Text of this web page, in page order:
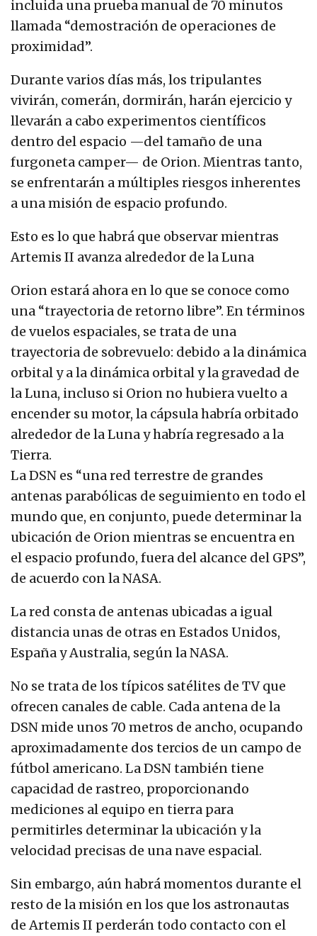
incluida una prueba manual de 70 minutos
llamada “demostración de operaciones de
proximidad”.
Durante varios días más, los tripulantes
vivirán, comerán, dormirán, harán ejercicio y
llevarán a cabo experimentos científicos
dentro del espacio —del tamaño de una
furgoneta camper— de Orion. Mientras tanto,
se enfrentarán a múltiples riesgos inherentes
a una misión de espacio profundo.
Esto es lo que habrá que observar mientras
Artemis II avanza alrededor de la Luna
Orion estará ahora en lo que se conoce como
una “trayectoria de retorno libre”. En términos
de vuelos espaciales, se trata de una
trayectoria de sobrevuelo: debido a la dinámica
orbital y a la dinámica orbital y la gravedad de
la Luna, incluso si Orion no hubiera vuelto a
encender su motor, la cápsula habría orbitado
alrededor de la Luna y habría regresado a la
Tierra.
La DSN es “una red terrestre de grandes
antenas parabólicas de seguimiento en todo el
mundo que, en conjunto, puede determinar la
ubicación de Orion mientras se encuentra en
el espacio profundo, fuera del alcance del GPS”,
de acuerdo con la NASA.
La red consta de antenas ubicadas a igual
distancia unas de otras en Estados Unidos,
España y Australia, según la NASA.
No se trata de los típicos satélites de TV que
ofrecen canales de cable. Cada antena de la
DSN mide unos 70 metros de ancho, ocupando
aproximadamente dos tercios de un campo de
fútbol americano. La DSN también tiene
capacidad de rastreo, proporcionando
mediciones al equipo en tierra para
permitirles determinar la ubicación y la
velocidad precisas de una nave espacial.
Sin embargo, aún habrá momentos durante el
resto de la misión en los que los astronautas
de Artemis II perderán todo contacto con el